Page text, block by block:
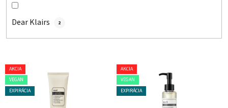
Dear Klairs 2
V
ý
p
AKCIA
VEGAN
EXPIRÁCIA
AKCIA
VEGAN
EXPIRÁCIA